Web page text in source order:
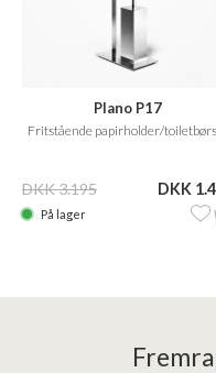
Plano P17
Fritstående papirholder/
DKK 3.195 DKK
På lager